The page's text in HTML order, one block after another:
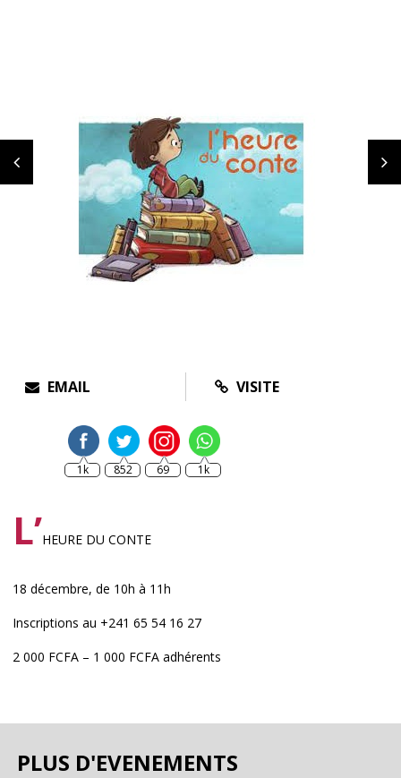
EMAIL VISITE
1k 852 69 1k
L’HEURE DU CONTE
18 décembre, de 10h à 11h
Inscriptions au +241 65 54 16 27
2 000 FCFA – 1 000 FCFA adhérents
PLUS D'EVENEMENTS